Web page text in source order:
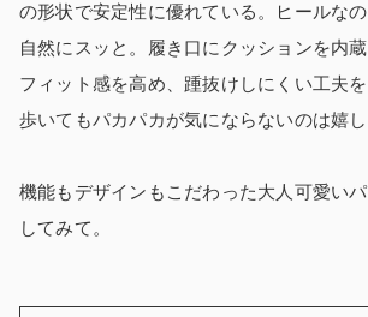
の形状で安定性に優れている。ヒールな
自然にスッと。履き口にクッションを内
フィット感を高め、踵抜けしにくい工夫
歩いてもパカパカが気にならないのは嬉し
機能もデザインもこだわった大人可愛い
してみて。